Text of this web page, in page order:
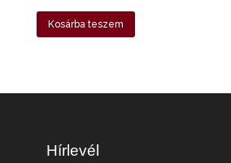
Kosárba teszem
Hírlevél